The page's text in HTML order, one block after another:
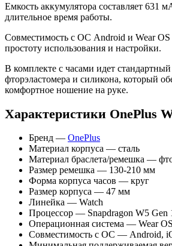
Емкость аккумулятора составляет 631
длительное время работы.
Совместимость с ОС Android и Wear OS
простоту использования и настройки.
В комплекте с часами идет
фторэластомера и силикона, который
комфортное ношение на руке.
Характеристики OnePlus
Бренд — OnePlus
Материал корпуса — сталь
Материал браслета/ремешка —
Размер ремешка — 130-210 мм
Форма корпуса часов — круг
Размер корпуса — 47 мм
Линейка — Watch
Процессор — Snapdragon W5 Gen
Операционная система — Wear
Совместимость с ОС — Android,